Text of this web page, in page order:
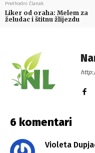
Prethodni članak
Liker od oraha: Melem za
želudac i štitnu žlijezdu
6 komentari
Violeta